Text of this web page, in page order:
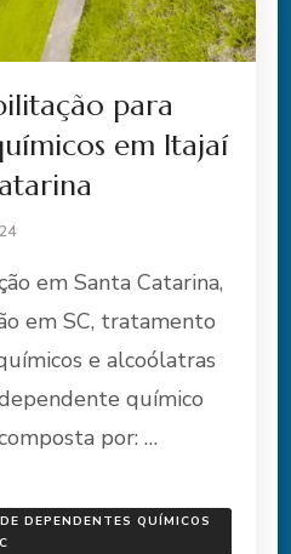
para
em Itajaí
em Santa Catarina,
em SC, tratamento
e alcoólatras
químico
por: …
DEPENDENTES QUÍMICOS